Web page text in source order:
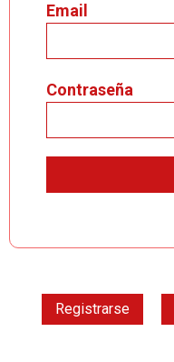
Email
Contraseña
Registrarse